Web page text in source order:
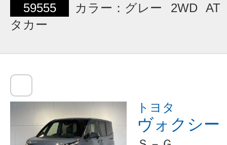
59555
カラー：グレー 2WD AT
タカー
トヨタ
ヴォクシー